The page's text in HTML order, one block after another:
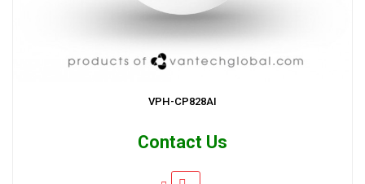
VPH-CP828AI
Contact Us